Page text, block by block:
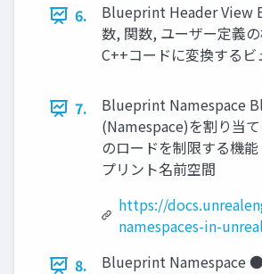
6.
Blueprint Header View
数, 関数, ユーザー定義
C++コードに変換するビ
7.
Blueprint Namespace
(Namespace)を割り当
のロードを制限する機
プリント名前空間
https://
namespaces-in-
8.
Blueprint Namespace